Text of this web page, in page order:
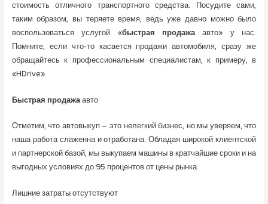
стоимость отличного транспортного средства. Посудите сами,
таким образом, вы теряете время, ведь уже давно можно было
воспользоваться услугой «быстрая продажаавто» у нас.
Помните, если что-то касается продажи автомобиля, сразу же
обращайтесь к профессиональным специалистам, к примеру, в
«HDrive».
Быстрая продажаавто
Отметим, что автовыкуп – это нелегкий бизнес, но мы уверяем, что
наша работа слаженна и отработана. Обладая широкой клиентской
и партнерской базой, мы выкупаем машины в кратчайшие сроки и на
выгодных условиях до 95 процентов от цены рынка.
Лишние затраты отсутствуют